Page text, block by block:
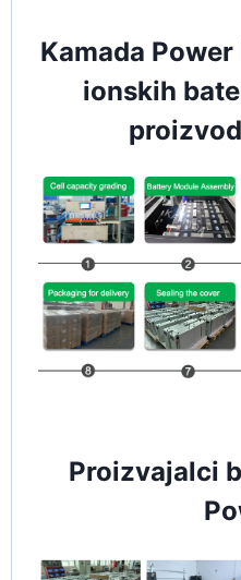
Kamada
ionskih
Proizvajalci